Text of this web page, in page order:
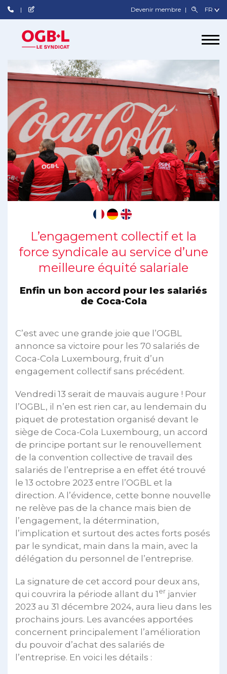
Devenir membre
L’engagement collectif et la
force syndicale au service d’une
meilleure équité salariale
Enfin un bon accord pour les salariés
de Coca-Cola
C’est avec une grande joie que l’OGBL
annonce sa victoire pour les 70 salariés de
Coca-Cola Luxembourg, fruit d’un
engagement collectif sans précédent.
Vendredi 13 serait de mauvais augure ! Pour
l’OGBL, il n’en est rien car, au lendemain du
piquet de protestation organisé devant le
siège de Coca-Cola Luxembourg, un accord
de principe portant sur le renouvellement
de la convention collective de travail des
salariés de l’entreprise a en effet été trouvé
le 13 octobre 2023 entre l’OGBL et la
direction. A l’évidence, cette bonne nouvelle
ne relève pas de la chance mais bien de
l’engagement, la détermination,
l’implication et surtout des actes forts posés
par le syndicat, main dans la main, avec la
délégation du personnel de l’entreprise.
La signature de cet accord pour deux ans,
qui couvrira la période allant du 1 er janvier
2023 au 31 décembre 2024, aura lieu dans les
prochains jours. Les avancées apportées
concernent principalement l’amélioration
du pouvoir d’achat des salariés de
l’entreprise. En voici les détails :